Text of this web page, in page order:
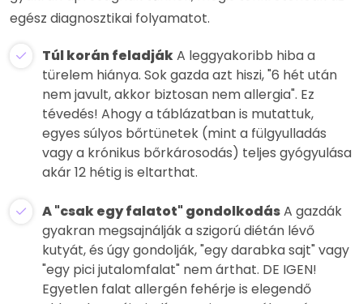
egész diagnosztikai folyamatot.
Túl korán feladjákA leggyakoribb hiba a
türelem hiánya. Sok gazda azt hiszi, "6 hét után
nem javult, akkor biztosan nem allergia". Ez
tévedés! Ahogy a táblázatban is mutattuk,
egyes súlyos bőrtünetek (mint a fülgyulladás
vagy a krónikus bőrkárosodás) teljes gyógyulása
akár 12 hétig is eltarthat.
A "csak egy falatot" gondolkodásA gazdák
gyakran megsajnálják a szigorú diétán lévő
kutyát, és úgy gondolják, "egy darabka sajt" vagy
"egy pici jutalomfalat" nem árthat. DE IGEN!
Egyetlen falat allergén fehérje is elegendő